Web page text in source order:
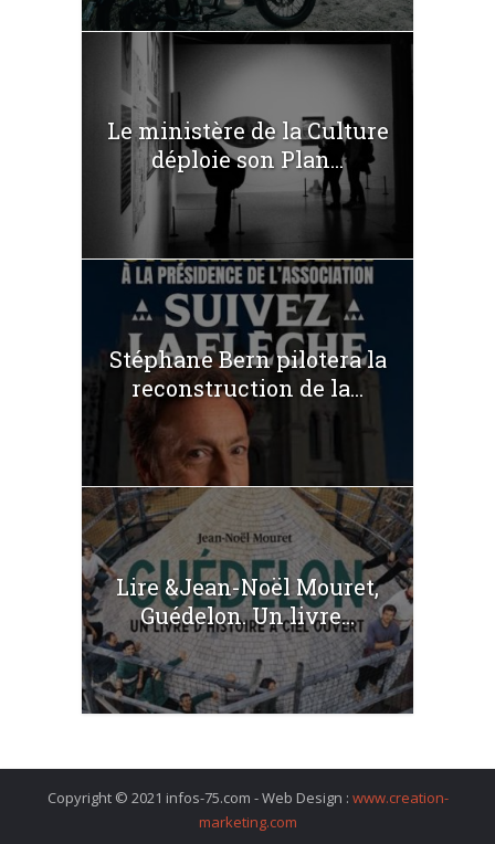
Le ministère de la Culture
déploie son Plan...
Stéphane Bern pilotera la
reconstruction de la...
Lire &Jean-Noël Mouret,
Guédelon. Un livre...
Copyright © 2021 infos-75.com - Web Design : www.creation-
marketing.com